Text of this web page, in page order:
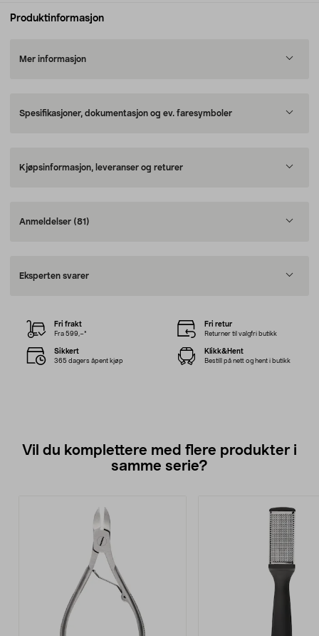
Produktinformasjon
Mer informasjon
Spesifikasjoner, dokumentasjon og ev. faresymboler
Kjøpsinformasjon, leveranser og returer
Anmeldelser (81)
Eksperten svarer
Fri frakt
Fra 599,–*
Fri retur
Returner til valgfri butikk
Sikkert
365 dagers åpent kjøp
Klikk&Hent
Bestill på nett og hent i butikk
Vil du komplettere med flere produkter i
samme serie?